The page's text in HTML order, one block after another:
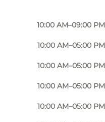
10:00 AM–09:00 PM
10:00 AM–05:00 PM
10:00 AM–05:00 PM
10:00 AM–05:00 PM
10:00 AM–05:00 PM